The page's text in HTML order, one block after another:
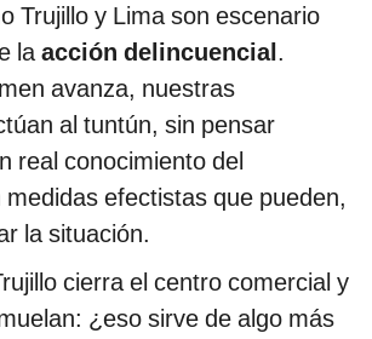
Trujillo y Lima son escenario
laacción delincuencial.
avanza, nuestras
al tuntún, sin pensar
real conocimiento del
efectistas que pueden,
la situación.
cierra el centro comercial y
¿eso sirve de algo más